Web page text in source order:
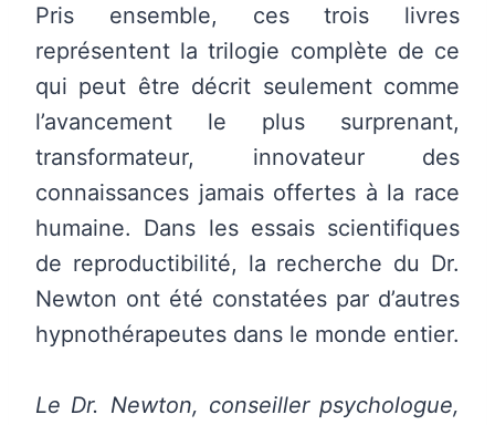
Pris ensemble, ces trois livres
représentent la trilogie complète de ce
qui peut être décrit seulement comme
l’avancement le plus surprenant,
transformateur, innovateur des
connaissances jamais offertes à la race
humaine. Dans les essais scientifiques
de reproductibilité, la recherche du Dr.
Newton ont été constatées par d’autres
hypnothérapeutes dans le monde entier.
Le Dr. Newton, conseiller psychologue,